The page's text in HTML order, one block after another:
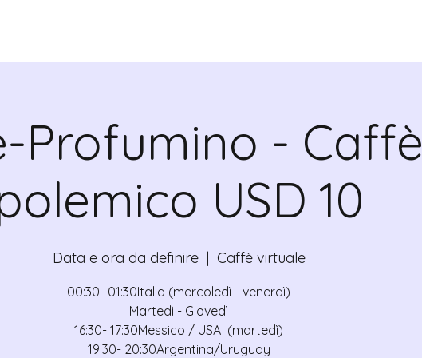
Profumino - Caffè
USD 10
Data e ora da definire
  |
Caffè virtuale
00:30- 01:30Italia (mercoledì - venerdì)
Martedì - Giovedì
16:30- 17:30Messico / USA (martedì)
19:30- 20:30Argentina/Uruguay